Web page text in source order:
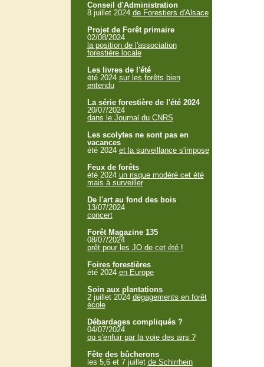
Conseil d'Administration
8 juillet 2024 de Forestiers d'Alsace
Projet de Forêt primaire
02/08/2024
la position de l'association
forestière locale
Les livres de l'été
été 2024 sur les forêts bien
entendu
La série forestière de l'été 2024
20/07/2024
dans le Journal du CNRS
Les scolytes ne sont pas en
vacances
été 2024 et la surveillance s'impose
Feux de forêts
été 2024 un risque modéré cet été
mais à surveiller
De l'art au fond des bois
13/07/2024
concert
Forêt Magazine 135
08/07/2024
prêt pour les JO de cet été !
Foires forestières
été 2024 en Europe
Soin aux plantations
2 juillet 2024 dégagements en forêt
école
Débardages compliqués ?
04/07/2024
ou s'enfuir par la voie des airs ?
Fête des bûcherons
les 5,6 et 7 juillet de Schirrhein